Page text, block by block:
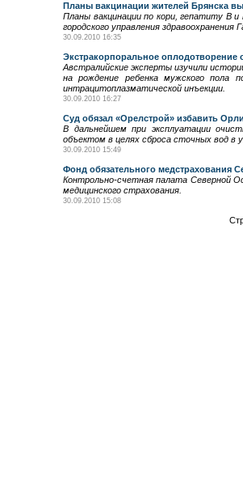
Планы вакцинации жителей Брянска
Планы вакцинации по кори, гепатиту B
городского управления
30.09.2010 16:35
Экстракорпоральное оплодотворение
Австралийские эксперты изучили
на рождение ребенка мужского пола
интрацитоплазматической инъекции.
30.09.2010 16:27
Суд обязал «Орелстрой» избавить
В дальнейшем при эксплуатации
объектом в целях сброса сточных вод в
30.09.2010 15:49
Фонд обязательного медстрахования
Контрольно-счетная палата Северной
медицинского страхования.
30.09.2010 15:08